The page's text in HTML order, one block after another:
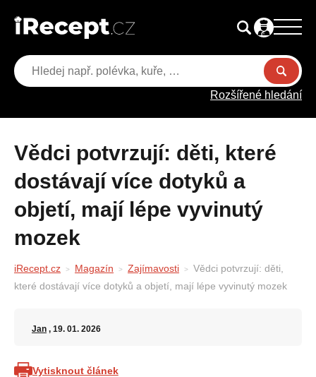
Rozšířené hledání
Vědci potvrzují: děti, které
dostávají více dotyků a
objetí, mají lépe vyvinutý
mozek
iRecept.cz Magazín Zajímavosti
Vědci potvrzují: děti,
které dostávají více dotyků a objetí, mají lépe vyvinutý mozek
Jan , 19. 01. 2026
Vytisknout článek